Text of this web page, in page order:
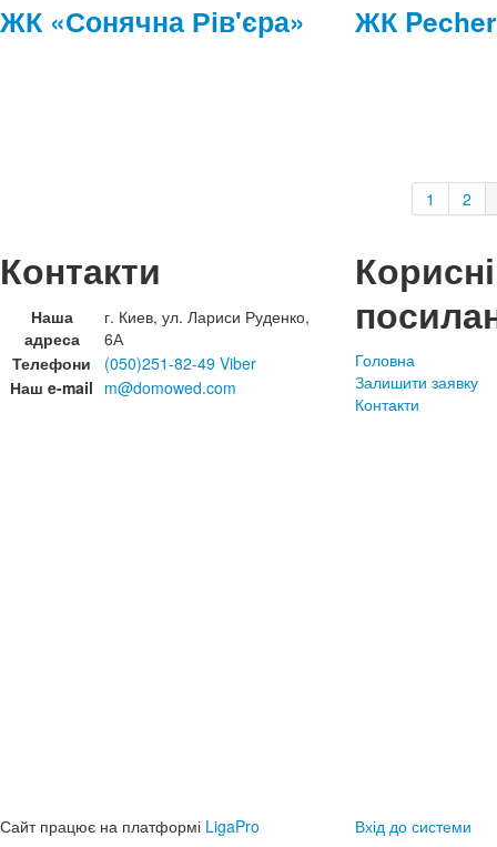
ЖК «Сонячна Рів'єра» ЖК
1 2
Контакти
Наша
адреса
г. Киев, ул. Лариси Руденко,
6А
Телефони
(050)251-82-49 Viber
Наш e-mail m@domowed.com
Корисні
Головна
Залишити заявку
Контакти
Сайт працює на платформі LigaPro Вхід до системи